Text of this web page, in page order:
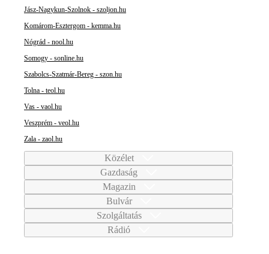
Jász-Nagykun-Szolnok - szoljon.hu
Komárom-Esztergom - kemma.hu
Nógrád - nool.hu
Somogy - sonline.hu
Szabolcs-Szatmár-Bereg - szon.hu
Tolna - teol.hu
Vas - vaol.hu
Veszprém - veol.hu
Zala - zaol.hu
Közélet
Gazdaság
Magazin
Bulvár
Szolgáltatás
Rádió